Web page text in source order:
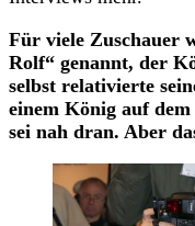
Für viele Zuschauer
Rolf“ genannt, der
selbst relativierte
einem König auf
sei nah dran. Aber